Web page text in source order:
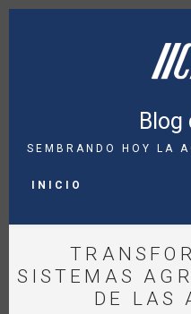
Pasar
Blog
SEMBRANDO HOY LA
NAVIGATION
INICIO
SISTEMAS
DE LAS